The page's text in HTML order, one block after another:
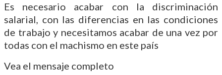
Es necesario acabar con la discriminación
salarial, con las diferencias en las condiciones
de trabajo y necesitamos acabar de una vez por
todas con el machismo en este país
Vea el mensaje completo